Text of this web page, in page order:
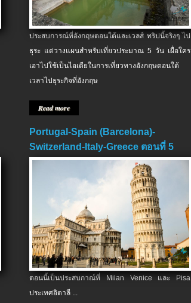
ประสบการณ์ที่อังกฤษตอนใต้และเวลส์ ทริปนี้จริงๆ ไป
ธุระ แต่วางแผนสำหรับเที่ยวประมาณ 5 วัน เผื่อใคร
เอาไปใช้เป็นไอเดียในการเที่ยวทางอังกฤษตอนใต้
เวลาไปธุระกิจที่อังกฤษ
Read more
Portugal-Spain (Barcelona)-
Switzerland-Italy-Greece ตอนที่ 5
ตอนนี้เป็นประสบกาณ์ที่ Milan Venice และ Pisa
ประเทศอิตาลี ...